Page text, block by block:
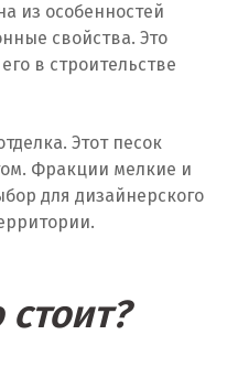
из особенностей
свойства. Это
в строительстве
Этот песок
Фракции мелкие и
для дизайнерского